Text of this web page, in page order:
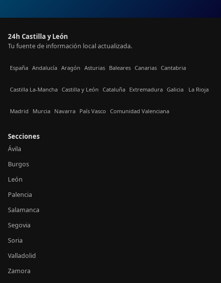
24h Castilla y León
Tu fuente de información local actualizada.
España Andalucía Aragón Asturias Baleares Canarias Cantabria
Castilla La-Mancha Castilla y León Cataluña Extremadura Galicia La Rioja
Madrid Murcia Navarra País Vasco Comunidad Valenciana
Secciones
Ávila
Burgos
León
Palencia
Salamanca
Segovia
Soria
Valladolid
Zamora